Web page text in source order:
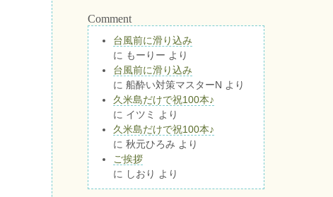
Comment
台風前に滑り込み
に もーりー より
台風前に滑り込み
に 船酔い対策マスターN より
久米島だけで祝100本♪
に イツミ
より
久米島だけで祝100本♪
に 秋元ひろみ より
ご挨拶
に しおり より